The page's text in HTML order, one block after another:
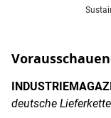
deutsche